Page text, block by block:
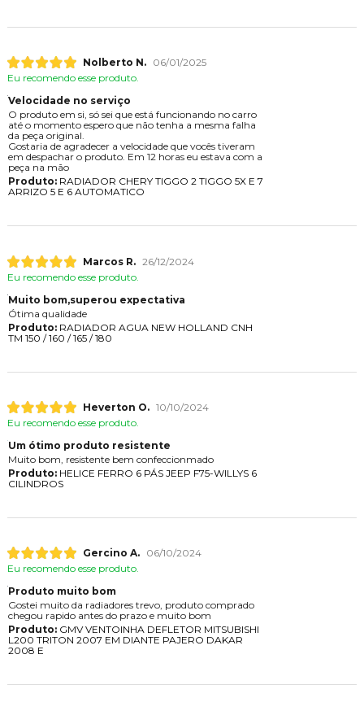
Nolberto N.
06/01/2025
Eu recomendo esse produto.
Velocidade no serviço
O produto em si, só sei que está funcionando no carro
até o momento espero que não tenha a mesma falha
da peça original.
Gostaria de agradecer a velocidade que vocês tiveram
em despachar o produto. Em 12 horas eu estava com a
peça na mão
Produto:RADIADOR CHERY TIGGO 2 TIGGO 5X E 7
ARRIZO 5 E 6 AUTOMATICO
Marcos R. 26/12/2024
Eu recomendo esse produto.
Muito bom,superou expectativa
Ótima qualidade
Produto:RADIADOR AGUA NEW HOLLAND CNH
TM 150 / 160 / 165 / 180
Heverton O. 10/10/2024
Eu recomendo esse produto.
Um ótimo produto resistente
Muito bom, resistente bem confeccionmado
Produto:HELICE FERRO 6 PÁS JEEP F75-WILLYS 6
CILINDROS
Gercino A.
06/10/2024
Eu recomendo esse produto.
Produto muito bom
Gostei muito da radiadores trevo, produto comprado
chegou rapido antes do prazo e muito bom
Produto:GMV VENTOINHA DEFLETOR MITSUBISHI
L200 TRITON 2007 EM DIANTE PAJERO DAKAR
2008 E